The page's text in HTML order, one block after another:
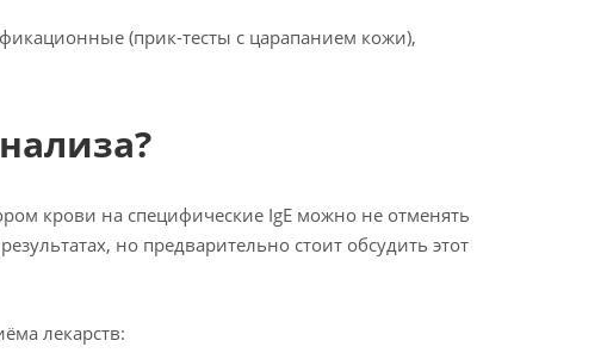
(прик-тесты с царапанием кожи),
крови на специфические IgE можно не отменять
но предварительно стоит обсудить этот
лекарств: